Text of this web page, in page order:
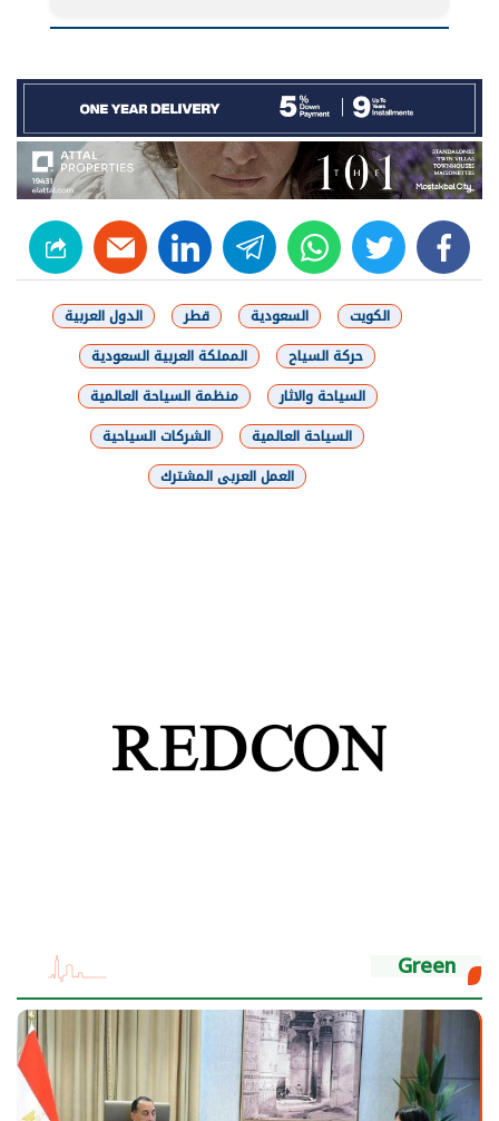
facebook
twitter
whats
telegram
linkedin
الكويت السعودية قطر
الدول العربية
حركة السياح
المملكة العربية السعودية
السياحة والاثار
منظمة السياحة العالمية
السياحة العالمية
الشركات السياحية
العمل العربى المشترك
Green